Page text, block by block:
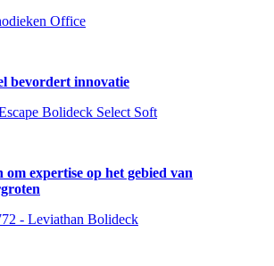
bevordert innovatie
om expertise op het gebied van